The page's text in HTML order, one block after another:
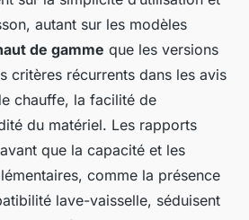
autant sur les modèles
de gamme que les versions
critères récurrents dans les avis
chauffe, la facilité de
du matériel. Les rapports
que la capacité et les
comme la présence
lave-vaisselle, séduisent